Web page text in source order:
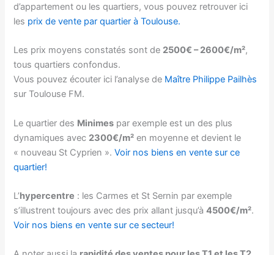
d’appartement ou les quartiers, vous pouvez retrouver ici
les prix de vente par quartier à Toulouse.
Les prix moyens constatés sont de 2500€ – 2600€/m²,
tous quartiers confondus.
Vous pouvez écouter ici l’analyse de Maître Philippe Pailhès
sur Toulouse FM.
Le quartier des Minimes par exemple est un des plus
dynamiques avec 2300€/m² en moyenne et devient le
« nouveau St Cyprien ».Voir nos biens en vente sur ce
quartier!
L’hypercentre : les Carmes et St Sernin par exemple
s’illustrent toujours avec des prix allant jusqu’à4500€/m².
Voir nos biens en vente sur ce secteur!